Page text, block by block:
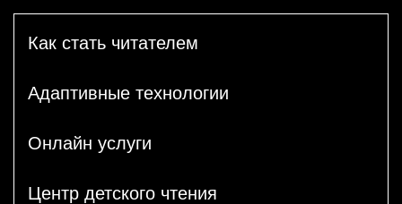
Как стать читателем
Адаптивные технологии
Онлайн услуги
Центр детского чтения